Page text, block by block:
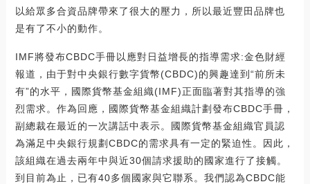
以給眾多合資品牌帶來了很大的壓力，所以最近豐田品牌也
是有了不小的動作。
IMF將發布CBDC手冊以應對日益增長的指導需求:金色財經
報道，由于對中央銀行數字貨幣(CBDC)的興趣達到“前所未
有”的水平，國際貨幣基金組織(IMF)正面臨著對其指導的強
烈需求。作為回應，國際貨幣基金組織計劃發布CBDC手冊，
副總裁在最近的一次講話中表示。國際貨幣基金組織官員認
為滿足中央銀行規劃CBDC的需求具有一定的緊迫性。因此，
該組織在過去兩年中與近30個請求援助的國家進行了接觸。
到目前為止，已有40多個國家與它聯系。我們認為CBDC能